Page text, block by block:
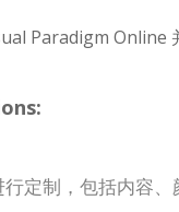
Paradigm Online
定制，包括内容、